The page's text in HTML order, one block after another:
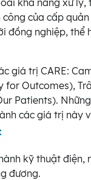
khả năng xử
của cấp quản
đồng nghiệp, thể
giá trị CARE:
for Outcomes),
Patients).
các giá trị
kỹ thuật điện,
đương.